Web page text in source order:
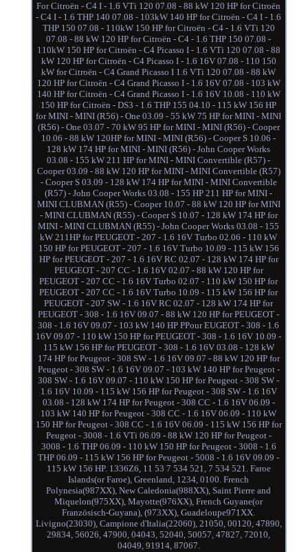
For Citroën - C4 I - 1.6 VTi 120 07.08 - 88 kW 120 HP for Citroën
- C4 I - 1.6 THP 140 07.08 - 103kW 140 HP for Citroën - C4 I - 1.6
THP 150 07.08 - 110kW 150 HP for Citroën - C4 - 1.6 VTi 120
07.08 - 88 kW 120 HP for Citroën - C4 - 1.6 THP 150 07.08 -
110kW 150 HP for Citroën - C4 Picasso I - 1.6 VTi 120 07.08 - 88
kW 120 HP for Citroën - C4 Picasso I - 1.6 16V 07.08 - 110 150
kW for Citroën - C4 Grand Picasso I 1.6 VTi 120 07.08 - 88 kW
120 HP for Citroën - C4 Grand Picasso I - 1.6 16V 07.08 - 103 kW
140 HP for Citroën - C4 Grand Picasso I - 1.6 16V 10.08 - 110 kW
150 HP for Citroën - DS3 - 1.6 THP 155 04.10 - 115 kW 156 HP
for MINI - MINI (R56) - One 03.09 - 55 kW 75 HP for MINI - MINI
(R56) - One 03.07 - 70 kW 95 HP for MINI - MINI (R56) - Cooper
10.06 - 88 kW 120HP for MINI - MINI (R56) - Cooper S 10.06 -
128 kW 174 HP for MINI - MINI (R56) - John Cooper Works
03.08 - 155 kW 211 HP for MINI - MINI Convertible (R57) -
Cooper 03.09 - 88 kW 120 HP for MINI - MINI Convertible (R57)
- Cooper S 03.09 - 128 kW 174 HP for MINI - MINI Convertible
(R57) - John Cooper Works 03.08 - 155 HP 211 HP for MINI -
MINI CLUBMAN (R55) - Cooper 10.07 - 88 kW 120 HP for MINI
- MINI CLUBMAN (R55) - Cooper S 10.07 - 128 kW 174 HP for
MINI - MINI CLUBMAN (R55) - John Cooper Works 03.08 - 155
kW 211HP for PEUGEOT - 207 - 1.6 16V Turbo 02.06 - 110 kW
150 HP for PEUGEOT - 207 - 1.6 16V Turbo 10.09 - 115 kW 156
HP for PEUGEOT - 207 - 1.6 16V RC 02.07 - 128 kW 174 HP for
PEUGEOT - 207 CC - 1.6 16V 02.07 - 88 kW 120 HP for
PEUGEOT - 207 CC - 1.6 16V Turbo 02.07 - 110 kW 150 HP for
PEUGEOT - 207 CC - 1.6 16V Turbo 10.09 - 115 kW 156 HP for
PEUGEOT - 207 SW - 1.6 16V RC 02.07 - 128 kW 174 HP for
PEUGEOT - 308 - 1.6 16V 09.07 - 88 kW 120 HP for PEUGEOT -
308 - 1.6 16V 09.07 - 103 kW 140 HP PPour EUGEOT - 308 - 1.6
16V 09.07 - 110 kW 150 HP for PEUGEOT - 308 - 1.6 16V 10.09 -
115 kW 156 HP for PEUGEOT - 308 - 1.6 16V 03.08 - 128 kW
174 HP for Peugeot - 308 SW - 1.6 16V 09.07 - 88 kW 120 HP for
Peugeot - 308 SW - 1.6 16V 09.07 - 103 kW 140 HP for Peugeot -
308 SW - 1.6 16V 09.07 - 110 kW 150 HP for Peugeot - 308 SW -
1.6 16V 10.09 - 115 kW 156 HP for Peugeot - 308 SW - 1.6 16V
03.08 - 128 kW 174 HP for Peugeot - 308 CC - 1.6 16V 06.09 -
103 kW 140 HP for Peugeot - 308 CC - 1.6 16V 06.09 - 110 kW
150 HP for Peugeot - 308 CC - 1.6 16V 06.09 - 115 kW 156 HP for
Peugeot - 3008 - 1.6 VTi 06.09 - 88 kW 120 HP for Peugeot -
3008 - 1.6 THP 06.09 - 110 kW 150 HP for Peugeot - 3008 - 1.6
THP 06.09 - 115 kW 156 HP for Peugeot - 5008 - 1.6 16V 09.09 -
115 kW 156 HP. 1336Z6, 11 53 7 534 521, 7 534 521. Faroe
Islands(or Faroe), Greenland, 1234, 0100. French
Polynesia(987XX), New Caledonia(988XX), Saint Pierre and
Miquelon(975XX), Mayotte(976XX), French Guyane(or
Französisch-Guyana), (973XX), Guadeloupe971XX.
Livigno(23030), Campione d'Italia(22060), 21050, 00120, 47890,
29834, 56026, 47900, 04043, 52040, 50057, 47827, 72010,
04049, 91914, 87067.